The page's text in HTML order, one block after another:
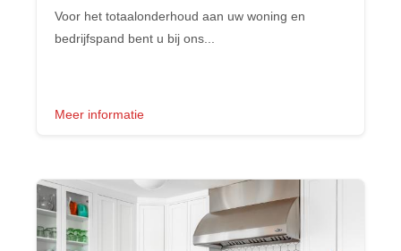
Voor het totaalonderhoud aan uw woning en
bedrijfspand bent u bij ons...
Meer informatie